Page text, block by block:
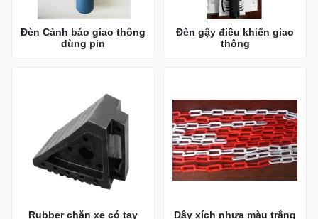
Đèn Cảnh báo giao thông
dùng pin
Đèn gậy điều khiển giao
thông
Rubber chặn xe có tay
Dây xích nhựa màu trắng